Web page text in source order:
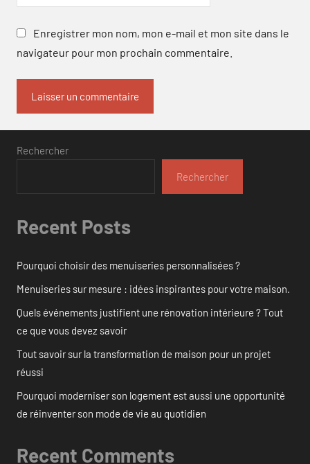
Enregistrer mon nom, mon e-mail et mon site dans le
navigateur pour mon prochain commentaire.
Rechercher
Rechercher
Recent Posts
Pourquoi choisir des menuiseries personnalisées ?
Menuiseries sur mesure : idées inspirantes pour votre maison.
Quels événements justifient une rénovation intérieure ? Tout
ce que vous devez savoir
Tout savoir sur la transformation de maison pour un projet
réussi
Pourquoi moderniser son logement est aussi une opportunité
de réinventer son mode de vie au quotidien
Recent Comments